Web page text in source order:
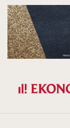
Prijeđi
na
sadržaj